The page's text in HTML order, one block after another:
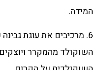
המידה.
6. מרכיבים את עוגת
השוקולד מהמקרר